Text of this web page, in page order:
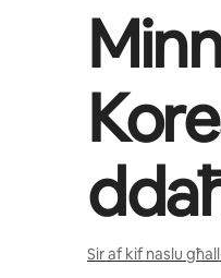
Sir af kif naslu